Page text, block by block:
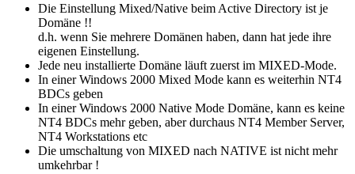
Die Einstellung Mixed/Native beim Active Directory ist je
Domäne !!
d.h. wenn Sie mehrere Domänen haben, dann hat jede ihre
eigenen Einstellung.
Jede neu installierte Domäne läuft zuerst im MIXED-Mode.
In einer Windows 2000 Mixed Mode kann es weiterhin NT4
BDCs geben
In einer Windows 2000 Native Mode Domäne, kann es keine
NT4 BDCs mehr geben, aber durchaus NT4 Member Server,
NT4 Workstations etc
Die umschaltung von MIXED nach NATIVE ist nicht mehr
umkehrbar !